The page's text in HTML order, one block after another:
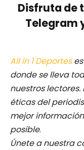
Disfruta de
Telegram
All in 1 Deporteses
donde se lleva
nuestros lectores.
éticas del
mejor
posible.
Únete a nuestra